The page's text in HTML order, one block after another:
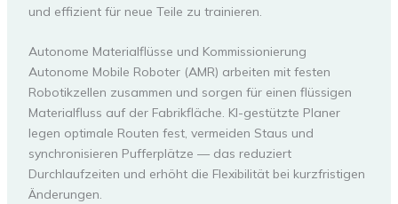
und effizient für neue Teile zu trainieren.
Autonome Materialflüsse und Kommissionierung
Autonome Mobile Roboter (AMR) arbeiten mit festen
Robotikzellen zusammen und sorgen für einen flüssigen
Materialfluss auf der Fabrikfläche. KI-gestützte Planer
legen optimale Routen fest, vermeiden Staus und
synchronisieren Pufferplätze — das reduziert
Durchlaufzeiten und erhöht die Flexibilität bei kurzfristigen
Änderungen.